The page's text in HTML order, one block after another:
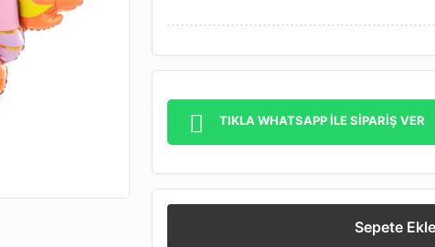
TIKLA WHATSAPP İLE SİPARİŞ VER
Sepete